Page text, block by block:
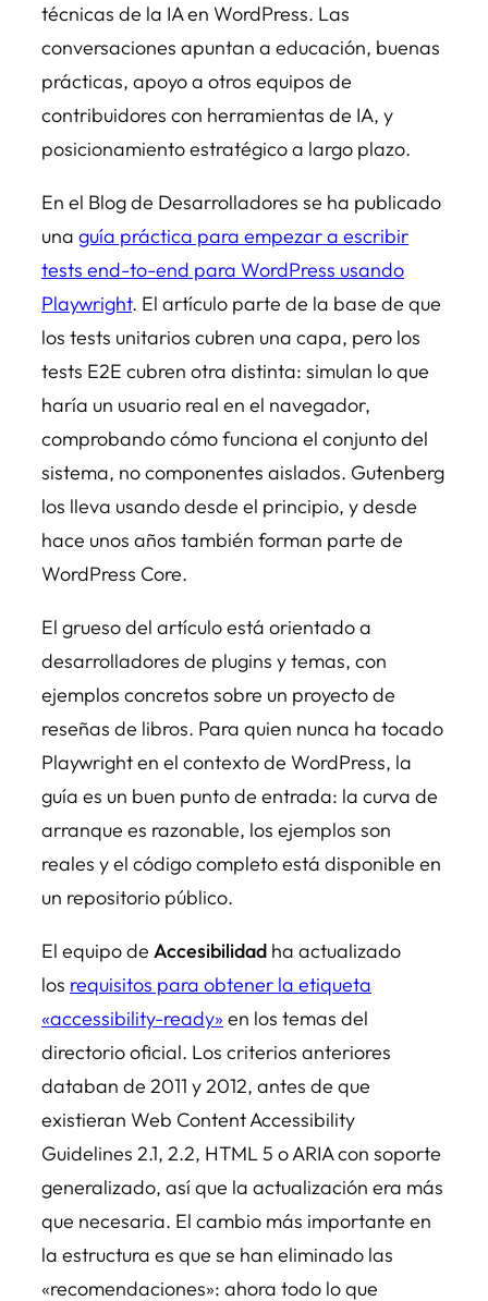
técnicas de la IA en WordPress. Las
conversaciones apuntan a educación, buenas
prácticas, apoyo a otros equipos de
contribuidores con herramientas de IA, y
posicionamiento estratégico a largo plazo.
En el Blog de Desarrolladores se ha publicado
una guía práctica para empezar a escribir
tests end-to-end para WordPress usando
Playwright. El artículo parte de la base de que
los tests unitarios cubren una capa, pero los
tests E2E cubren otra distinta: simulan lo que
haría un usuario real en el navegador,
comprobando cómo funciona el conjunto del
sistema, no componentes aislados. Gutenberg
los lleva usando desde el principio, y desde
hace unos años también forman parte de
WordPress Core.
El grueso del artículo está orientado a
desarrolladores de plugins y temas, con
ejemplos concretos sobre un proyecto de
reseñas de libros. Para quien nunca ha tocado
Playwright en el contexto de WordPress, la
guía es un buen punto de entrada: la curva de
arranque es razonable, los ejemplos son
reales y el código completo está disponible en
un repositorio público.
El equipo de Accesibilidad ha actualizado
los requisitos para obtener la etiqueta
«accessibility-ready» en los temas del
directorio oficial. Los criterios anteriores
databan de 2011 y 2012, antes de que
existieran Web Content Accessibility
Guidelines 2.1, 2.2, HTML 5 o ARIA con soporte
generalizado, así que la actualización era más
que necesaria. El cambio más importante en
la estructura es que se han eliminado las
«recomendaciones»: ahora todo lo que